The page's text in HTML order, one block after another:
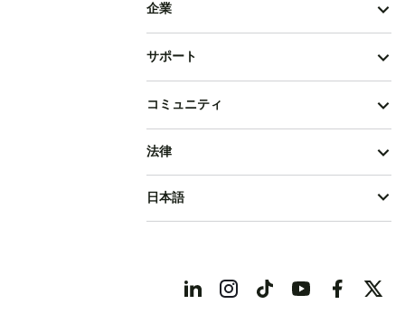
企業
サポート
コミュニティ
法律
日本語